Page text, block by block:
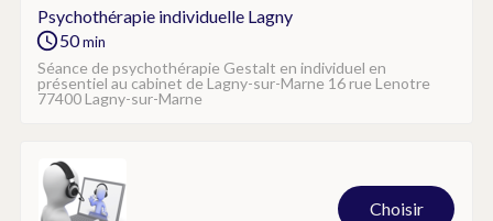
Psychothérapie individuelle Lagny
50min
Séance de psychothérapie Gestalt en individuel en
présentiel au cabinet de Lagny-sur-Marne 16 rue Lenotre
77400 Lagny-sur-Marne
Choisir